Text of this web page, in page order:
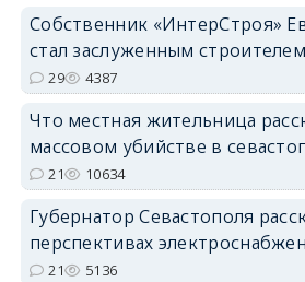
Собственник «ИнтерСтроя»
стал заслуженным
29 4387
Что местная жительница
массовом убийстве в
21 10634
Губернатор Севастополя
перспективах
21 5136